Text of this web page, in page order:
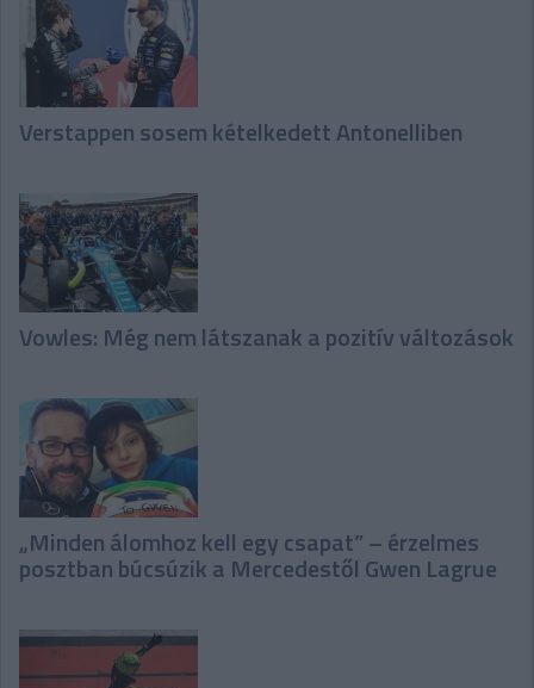
Verstappen sosem kételkedett Antonelliben
Vowles: Még nem látszanak a pozitív változások
„Minden álomhoz kell egy csapat” – érzelmes
posztban búcsúzik a Mercedestől Gwen Lagrue